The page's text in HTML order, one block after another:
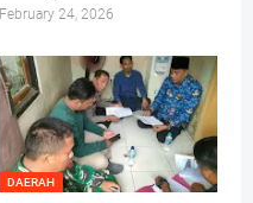
February 24, 2026
DAERAH